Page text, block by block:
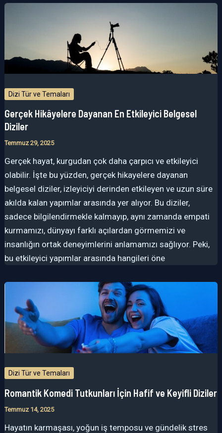
Dizi Tür ve Temaları
Gerçek Hikâyelere Dayanan En Etkileyici Belgesel
Diziler
Temmuz 29, 2025
Gerçek hayat, kurgudan çok daha çarpıcı ve etkileyici
olabilir. İşte bu yüzden, gerçek hikayelere dayanan
belgesel diziler, izleyiciyi derinden etkileyen ve uzun süre
akılda kalan yapımlar arasında yer alıyor. Bu diziler,
sadece bilgilendirmekle kalmayıp, aynı zamanda empati
kurmamızı, dünyayı farklı açılardan görmemizi ve
insanlığın ortak deneyimlerini anlamamızı sağlıyor. Peki,
bu etkileyici yapımlar arasında hangileri öne
Dizi Tür ve Temaları
Romantik Komedi Tutkunları İçin Hafif ve Keyifli Diziler
Temmuz 14, 2025
Hayatın karmaşası, yoğun iş temposu ve gündelik stres